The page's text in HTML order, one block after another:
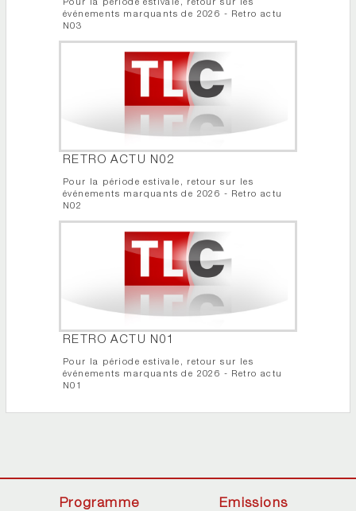
Pour la période estivale, retour sur les
événements marquants de 2026 - Retro actu
N03
RETRO ACTU N02
Pour la période estivale, retour sur les
événements marquants de 2026 - Retro actu
N02
RETRO ACTU N01
Pour la période estivale, retour sur les
événements marquants de 2026 - Retro actu
N01
Programme Emissions